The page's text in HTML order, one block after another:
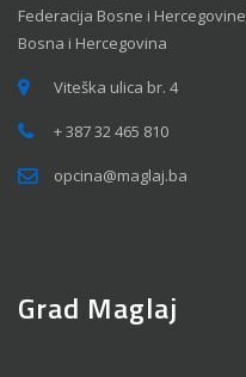
Federacija Bosne i Hercegovine
Bosna i Hercegovina
Viteška ulica br. 4
+ 387 32 465 810
opcina@maglaj.ba
Grad Maglaj